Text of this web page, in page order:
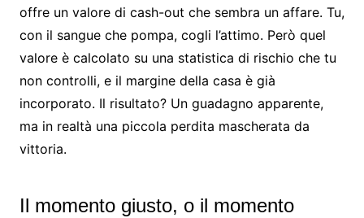
offre un valore di cash-out che sembra un affare. Tu,
con il sangue che pompa, cogli l’attimo. Però quel
valore è calcolato su una statistica di rischio che tu
non controlli, e il margine della casa è già
incorporato. Il risultato? Un guadagno apparente,
ma in realtà una piccola perdita mascherata da
vittoria.
Il momento giusto, o il momento